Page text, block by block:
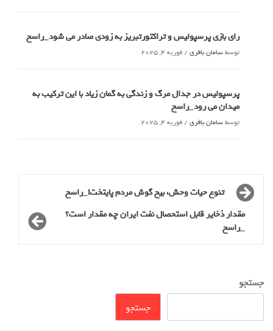
رای بازی پرسپولیس و تراکتورتبریز به زودی صادر می شود_راسخ
توسطسامان باقری / فوریه 4, 2025
پرسپولیس در جدال مرگ و زندگی به گمان زیاد با این ترکیب به
میدان می رود_راسخ
توسطسامان باقری / فوریه 4, 2025
تنوع حیات وحش، بیخ گوش مردم پایتخت!_راسخ
مقدار ذخایر قابل استحصال نفت ایران چه مقدار است؟
_راسخ
جستجو
جستجو